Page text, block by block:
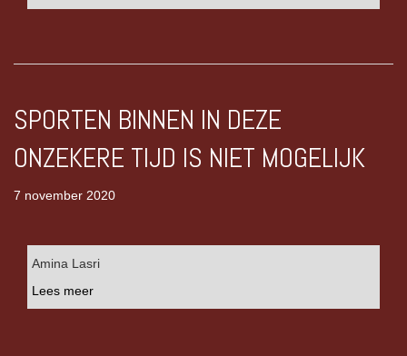
SPORTEN BINNEN IN DEZE
ONZEKERE TIJD IS NIET MOGELIJK
7 november 2020
Amina Lasri
Lees meer